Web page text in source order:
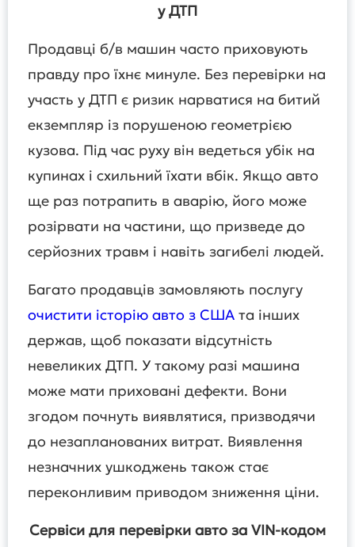
у ДТП
Продавці б/в машин часто приховують
правду про їхнє минуле. Без перевірки на
участь у ДТП є ризик нарватися на битий
екземпляр із порушеною геометрією
кузова. Під час руху він ведеться убік на
купинах і схильний їхати вбік. Якщо авто
ще раз потрапить в аварію, його може
розірвати на частини, що призведе до
серйозних травм і навіть загибелі людей.
Багато продавців замовляють послугу
очистити історію авто з США та інших
держав, щоб показати відсутність
невеликих ДТП. У такому разі машина
може мати приховані дефекти. Вони
згодом почнуть виявлятися, призводячи
до незапланованих витрат. Виявлення
незначних ушкоджень також стає
переконливим приводом зниження ціни.
Сервіси для перевірки авто за VIN-кодом